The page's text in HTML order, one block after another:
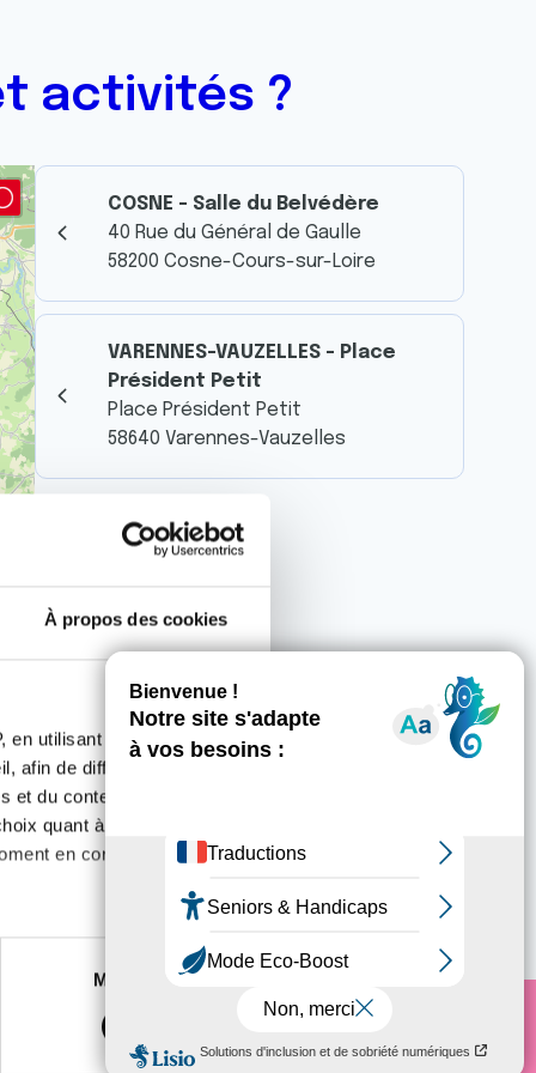
À propos des cookies
en utilisant des
afin de diffuser des
du contenu, ainsi que de
quant à l'utilisation de
en consultant la
à plusieurs mètres près
reportez-vous à lasection «
Marketing
activités ?
COSNE - Salle du Belvédère
40 Rue du Général de Gaulle
58200 Cosne-Cours-sur-Loire
VARENNES-VAUZELLES - Place
Président Petit
Place Président Petit
58640 Varennes-Vauzelles